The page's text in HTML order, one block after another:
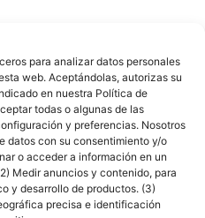
para analizar datos personales
web. Aceptándolas, autorizas su
en nuestra Política de
todas o algunas de las
y preferencias. Nosotros
datos con su consentimiento y/o
o acceder a información en un
Medir anuncios y contenido, para
y desarrollo de productos. (3)
precisa e identificación
Muebles Goterris